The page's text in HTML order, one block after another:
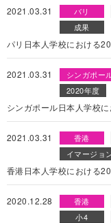
2021.03.31 バリ
成果
パリ日本人学校における
2021.03.31 シンガポー
2020年度
シンガポール日本人学校
2021.03.31 香港
イマージョ
香港日本人学校における
2020.12.28 香港
小4